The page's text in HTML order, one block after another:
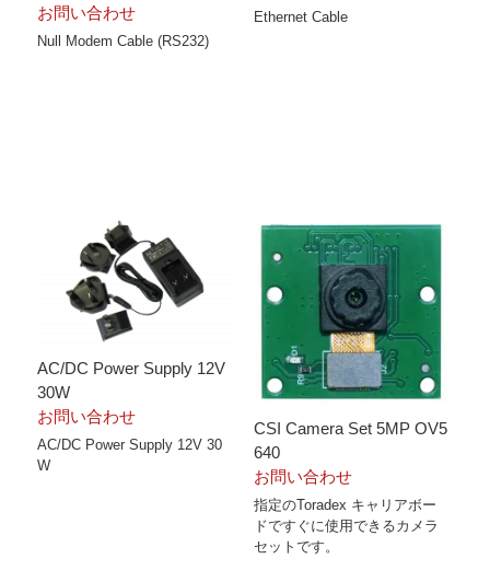
お問い合わせ
Null Modem Cable (RS232)
Ethernet Cable
AC/DC Power Supply 12V
30W
お問い合わせ
AC/DC Power Supply 12V 30
W
CSI Camera Set 5MP OV5
640
お問い合わせ
指定のToradex キャリアボー
ドですぐに使用できるカメラ
セットです。